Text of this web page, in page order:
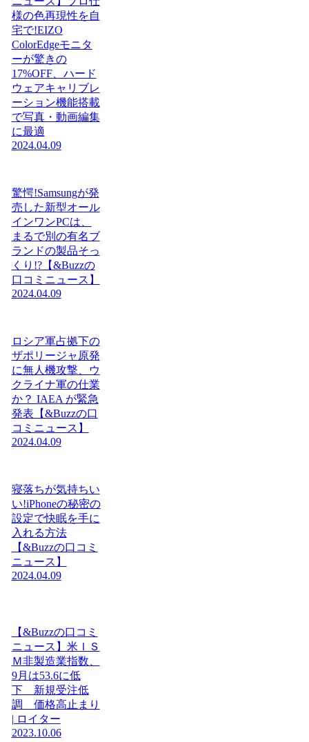
様の色再現性を自
宅で!EIZO
ColorEdgeモニタ
ーが驚きの
17%OFF、ハード
ウェアキャリブレ
ーション機能搭載
で写真・動画編集
に最適
2024.04.09
驚愕!Samsungが発
売した新型オール
インワンPCは、
まるで別の有名ブ
ランドの製品そっ
くり!?【&Buzzの
口コミニュース】
2024.04.09
ロシア軍占拠下の
ザポリージャ原発
に無人機攻撃、ウ
クライナ軍の仕業
か？ IAEA が緊急
発表【&Buzzの口
コミニュース】
2024.04.09
寝落ちが気持ちい
い!iPhoneの秘密の
設定で快眠を手に
入れる方法
【&Buzzの口コミ
ニュース】
2024.04.09
【&Buzzの口コミ
ニュース】米ＩＳ
Ｍ非製造業指数、
9月は53.6に低
下 新規受注低
調 価格高止まり
| ロイター
2023.10.06